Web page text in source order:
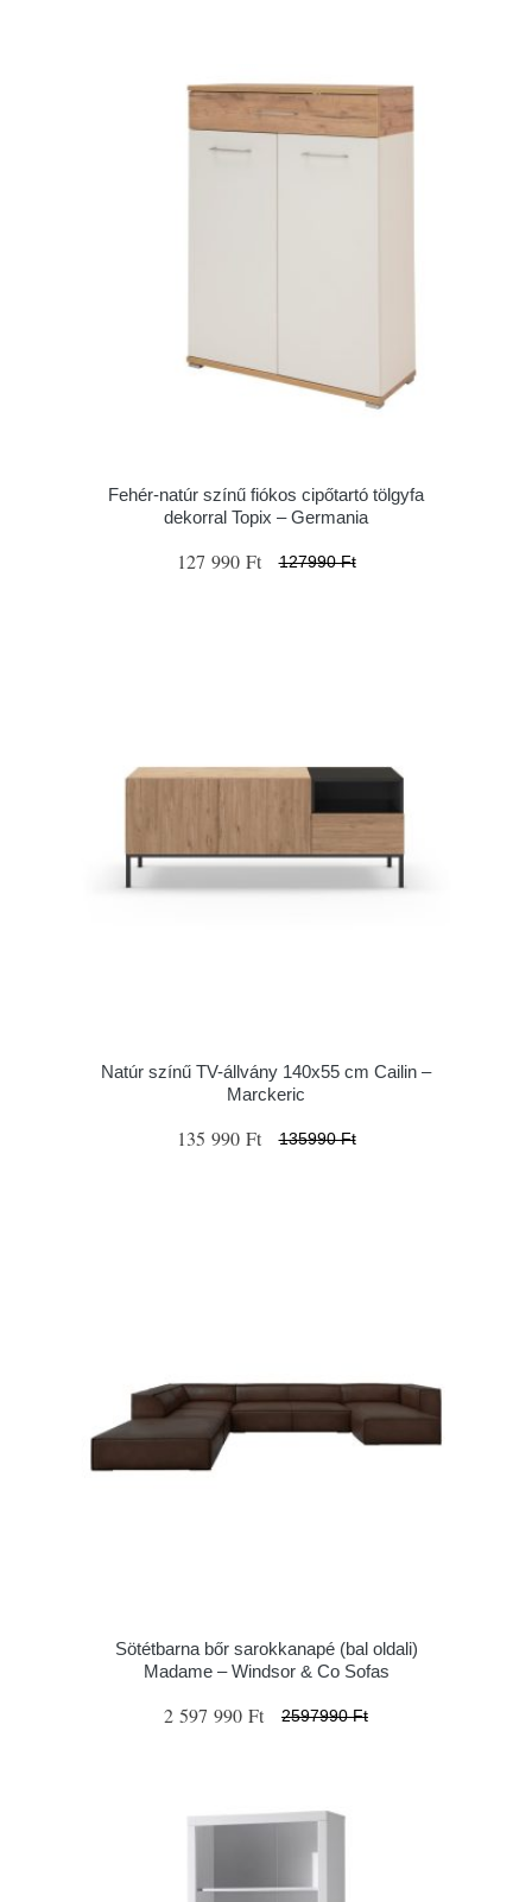
Fehér-natúr színű fiókos cipőtartó tölgyfa
dekorral Topix – Germania
127 990 Ft 127990 Ft
Natúr színű TV-állvány 140x55 cm Cailin –
Marckeric
135 990 Ft 135990 Ft
Sötétbarna bőr sarokkanapé (bal oldali)
Madame – Windsor & Co Sofas
2 597 990 Ft 2597990 Ft